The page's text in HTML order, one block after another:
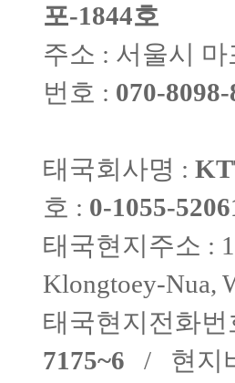
포-1844호
주소 : 서울시
번호 : 070-
태국회사명 :
호 : 0-1055-
태국현지주소 :
Klongtoey-Nua,
태국현지전화
7175~6 / 현지